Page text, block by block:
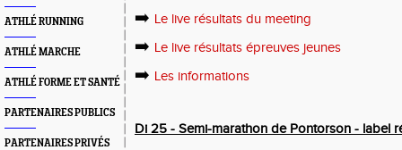
ATHLÉ RUNNING
ATHLÉ MARCHE
ATHLÉ FORME ET SANTÉ
PARTENAIRES PUBLICS
PARTENAIRES PRIVÉS
➡️ Le live résultats du meeting
➡️ Le live résultats épreuves jeunes
➡️ Les informations
Di 25 - Semi-marathon de Pontorson - label